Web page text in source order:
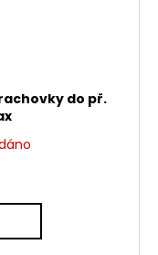
do př.